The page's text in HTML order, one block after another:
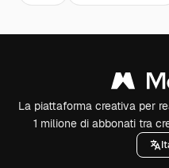
La piattaforma creativa per
1 milione di abbonati tra